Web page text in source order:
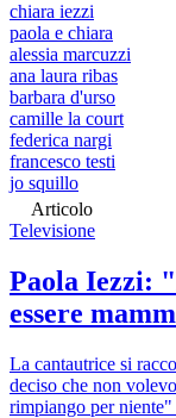
chiara iezzi
paola e chiara
alessia marcuzzi
ana laura ribas
barbara d'urso
camille la court
federica nargi
francesco testi
jo squillo
Articolo
Televisione
Paola Iezzi:
essere
La cantautrice si
deciso che non
rimpiango per niente"